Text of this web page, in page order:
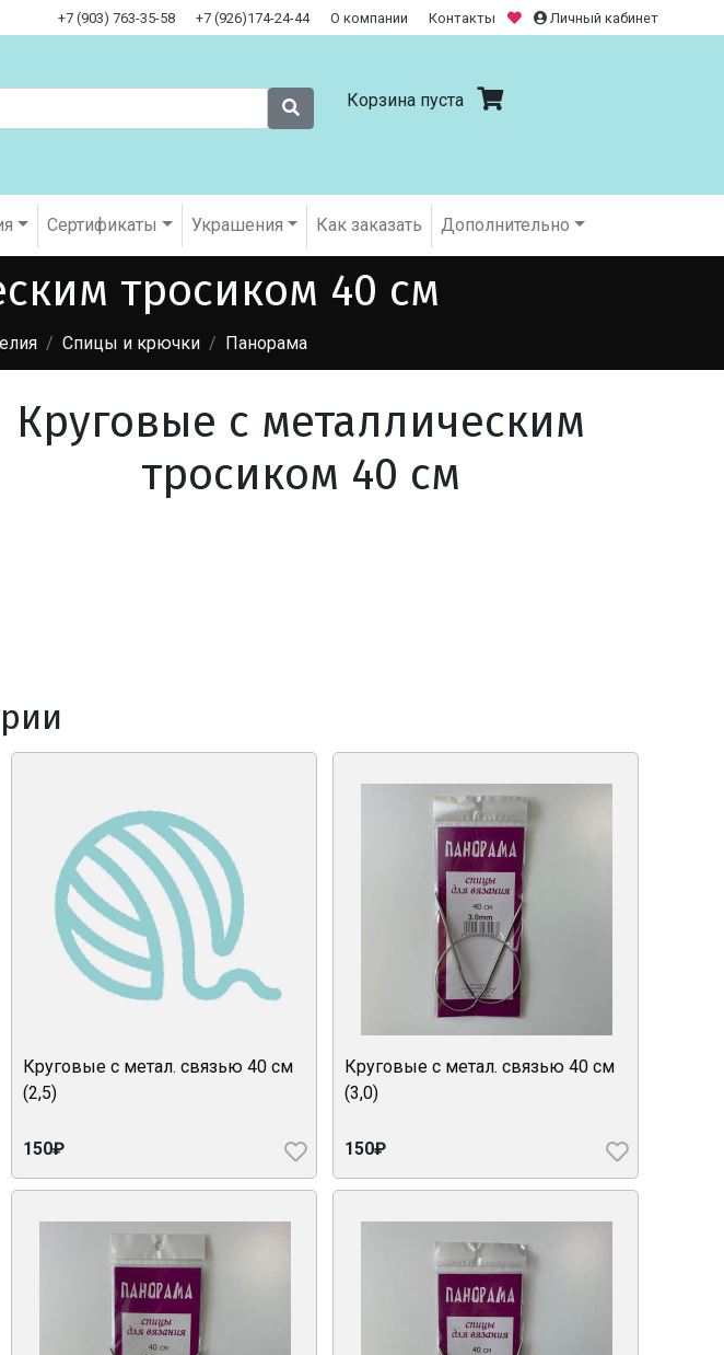
+7 (903) 763-35-58 +7 (926)174-24-44 О компании Контакты Личный кабинет
Корзина пуста
Cертификаты Украшения Как заказать Дополнительно
тросиком 40 см
Спицы и крючки Панорама
Круговые с металлическим
тросиком 40 см
Круговые с метал. связью 40 см
(2,5)
150₽
Круговые с метал. связью 40 см
(3,0)
150₽